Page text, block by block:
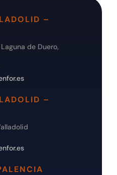
–
de Duero,
–